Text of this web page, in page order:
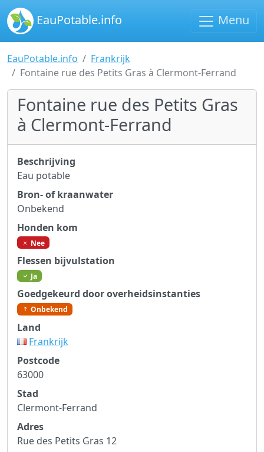
EauPotable.info Menu
EauPotable.info
Frankrijk
Fontaine rue des Petits Gras à Clermont-Ferrand
Fontaine rue des Petits Gras
à Clermont-Ferrand
Beschrijving
Eau potable
Bron- of kraanwater
Onbekend
Honden kom
Nee
Flessen bijvulstation
Ja
Goedgekeurd door overheidsinstanties
Onbekend
Land
Frankrijk
Postcode
63000
Stad
Clermont-Ferrand
Adres
Rue des Petits Gras 12